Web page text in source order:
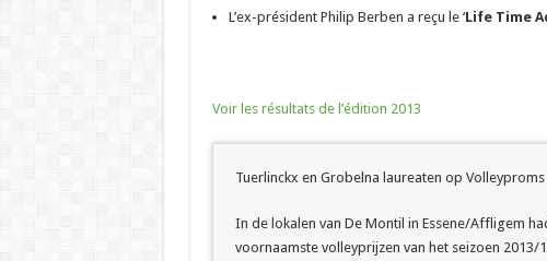
L’ex-président Philip Berben a reçu le ‘Life Time
Voir les résultats de l’édition 2013
Tuerlinckx en Grobelna laureaten op Volleyproms
In de lokalen van De Montil in Essene/Affligem
voornaamste volleyprijzen van het seizoen 2013/